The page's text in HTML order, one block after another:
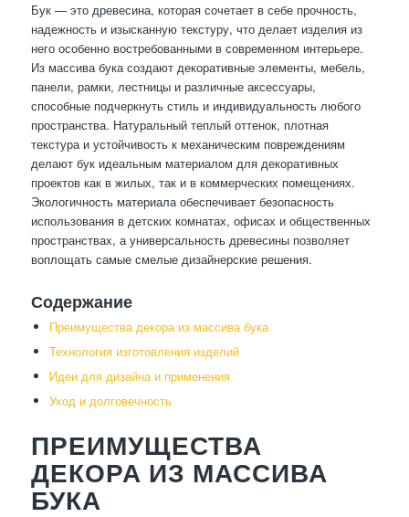
Бук — это древесина, которая сочетает в себе прочность,
надежность и изысканную текстуру, что делает изделия из
него особенно востребованными в современном интерьере.
Из массива бука создают декоративные элементы, мебель,
панели, рамки, лестницы и различные аксессуары,
способные подчеркнуть стиль и индивидуальность любого
пространства. Натуральный теплый оттенок, плотная
текстура и устойчивость к механическим повреждениям
делают бук идеальным материалом для декоративных
проектов как в жилых, так и в коммерческих помещениях.
Экологичность материала обеспечивает безопасность
использования в детских комнатах, офисах и общественных
пространствах, а универсальность древесины позволяет
воплощать самые смелые дизайнерские решения.
Содержание
Преимущества декора из массива бука
Технология изготовления изделий
Идеи для дизайна и применения
Уход и долговечность
ПРЕИМУЩЕСТВА
ДЕКОРА ИЗ МАССИВА
БУКА